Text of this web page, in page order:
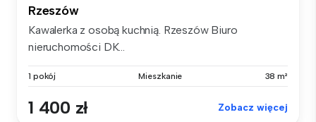
Rzeszów
Kawalerka z osobą kuchnią. Rzeszów Biuro
nieruchomości DK...
1 pokój Mieszkanie 38 m²
1 400 zł Zobacz więcej